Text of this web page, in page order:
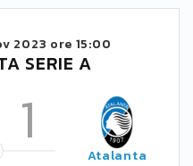
2023 ore 15:00
SERIE A
1 Atalanta